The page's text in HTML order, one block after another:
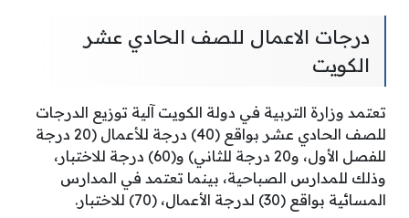
درجات الاعمال للصف الحادي عشر
الكويت
تعتمد وزارة التربية في دولة الكويت آلية توزيع الدرجات
للصف الحادي عشر بواقع (40) درجة للأعمال (20 درجة
للفصل الأول، و20 درجة للثاني) و(60) درجة للاختبار،
وذلك للمدارس الصباحية، بينما تعتمد في المدارس
المسائية بواقع (30) لدرجة الأعمال، (70) للاختبار.